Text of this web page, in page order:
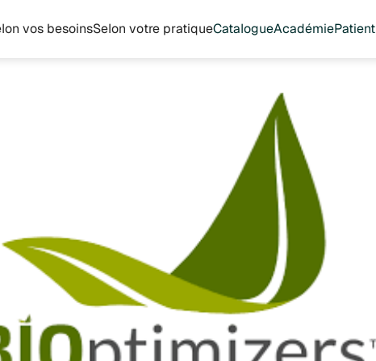
vos besoinsSelon votre pratiqueCatalogueAcadémiePatient